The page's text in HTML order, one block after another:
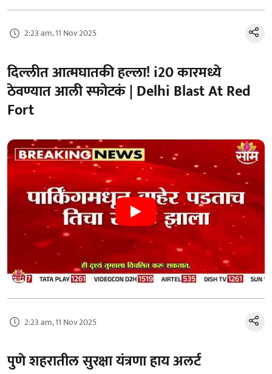
2:23 am, 11 Nov 2025
दिल्लीत आत्मघातकी हल्ला! i20 कारमध्ये
ठेवण्यात आली स्फोटकं | Delhi Blast At Red
Fort
2:23 am, 11 Nov 2025
पुणे शहरातील सुरक्षा यंत्रणा हाय अलर्ट